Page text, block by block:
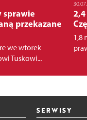
sprawie
przekazane
we wtorek
Tuskowi...
1,8
SERWISY